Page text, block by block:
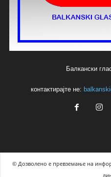
Балкански
контактирајте не:
© Дозволено е превземање на